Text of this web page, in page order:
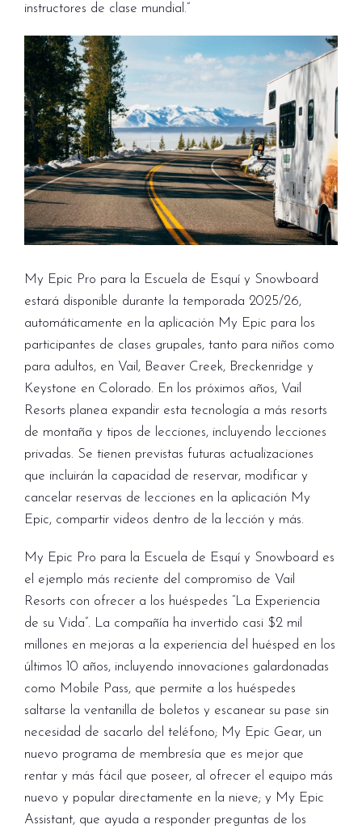
instructores de clase mundial.”
My Epic Pro para la Escuela de Esquí y Snowboard
estará disponible durante la temporada 2025/26,
automáticamente en la aplicación My Epic para los
participantes de clases grupales, tanto para niños como
para adultos, en Vail, Beaver Creek, Breckenridge y
Keystone en Colorado. En los próximos años, Vail
Resorts planea expandir esta tecnología a más resorts
de montaña y tipos de lecciones, incluyendo lecciones
privadas. Se tienen previstas futuras actualizaciones
que incluirán la capacidad de reservar, modificar y
cancelar reservas de lecciones en la aplicación My
Epic, compartir videos dentro de la lección y más.
My Epic Pro para la Escuela de Esquí y Snowboard es
el ejemplo más reciente del compromiso de Vail
Resorts con ofrecer a los huéspedes “La Experiencia
de su Vida”. La compañía ha invertido casi $2 mil
millones en mejoras a la experiencia del huésped en los
últimos 10 años, incluyendo innovaciones galardonadas
como Mobile Pass, que permite a los huéspedes
saltarse la ventanilla de boletos y escanear su pase sin
necesidad de sacarlo del teléfono; My Epic Gear, un
nuevo programa de membresía que es mejor que
rentar y más fácil que poseer, al ofrecer el equipo más
nuevo y popular directamente en la nieve; y My Epic
Assistant, que ayuda a responder preguntas de los